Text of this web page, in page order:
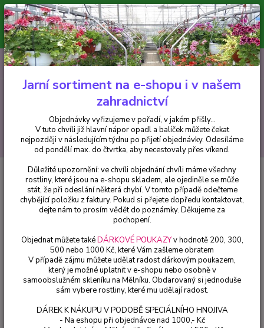
Minimální hodnota pro odeslání z e-shopu je 300 Kč.
V tuto chvíli již hlavní nápor objednávek opadl a balíček můžete čekat
nejpozději v následujícím týdnu po přijetí objednávky. Objednávky
vyřizujeme v pořadí, v jakém přišly...
CZK
Hledat
+420 602 223 614 0ks
za0 Kč
Fuchsie
Walz Bambardar Fuchsie (Šl Henk
Waldenmaier,NL.2001) - 1 ks
Walz Bambardar Fuchsie (Šl
Henk Waldenmaier,NL.2001) - 1
ks
Jarní sortiment na e-shopu i v našem
zahradnictví
Objednávky vyřizujeme v pořadí, v jakém přišly...
V tuto chvíli již hlavní nápor opadl a balíček můžete čekat
nejpozději v následujícím týdnu po přijetí objednávky. Odesíláme
od pondělí max. do čtvrtka, aby necestovaly přes víkend.
Důležité upozornění: ve chvíli objednání chvíli máme všechny
rostliny, které jsou na e-shopu skladem, ale ojediněle se může
stát, že při odeslání některá chybí. V tomto případě odečteme
chybějící položku z faktury. Pokud si přejete dopředu kontaktovat,
dejte nám to prosím vědět do poznámky. Děkujeme za
pochopení.
Objednat můžete takéDÁRKOVÉ POUKAZYv hodnotě 200, 300,
500 nebo 1000 Kč, které Vám zašleme obratem
V případě zájmu můžete udělat radost dárkovým poukazem,
který je možné uplatnit v e-shopu nebo osobně v
samoobslužném skleníku na Mělníku. Obdarovaný si jednoduše
sám vybere rostliny, které mu udělají radost.
DÁREK K NÁKUPU V PODOBĚ SPECIÁLNÍHO HNOJIVA
- Na eshopu při objednávce nad 1000,- Kč